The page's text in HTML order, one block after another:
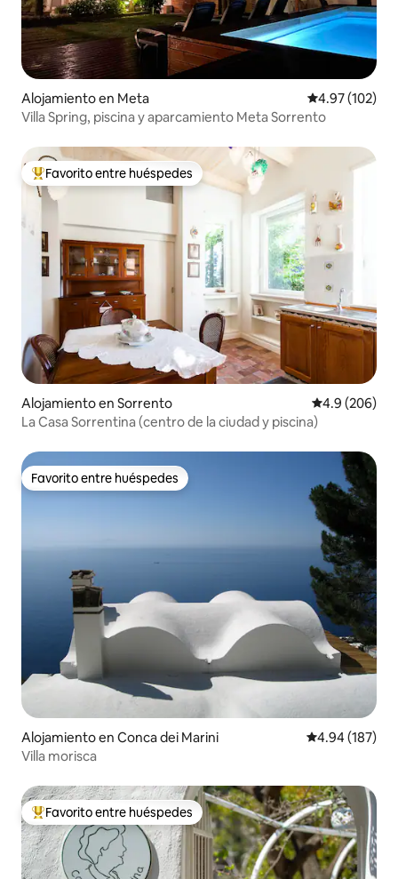
Alojamiento en Meta Calificación
4.97 (102)
Villa Spring, piscina y aparcamiento Meta Sorrento
Favorito entre huéspedes preferido
Favorito entre huéspedes
Alojamiento en Sorrento Calificación
4.9 (206)
La Casa Sorrentina (centro de la ciudad y piscina)
Favorito entre huéspedes
Favorito entre huéspedes
Alojamiento en Conca dei Marini Calificación
4.94 (187)
Villa morisca
Favorito entre huéspedes preferido
Favorito entre huéspedes